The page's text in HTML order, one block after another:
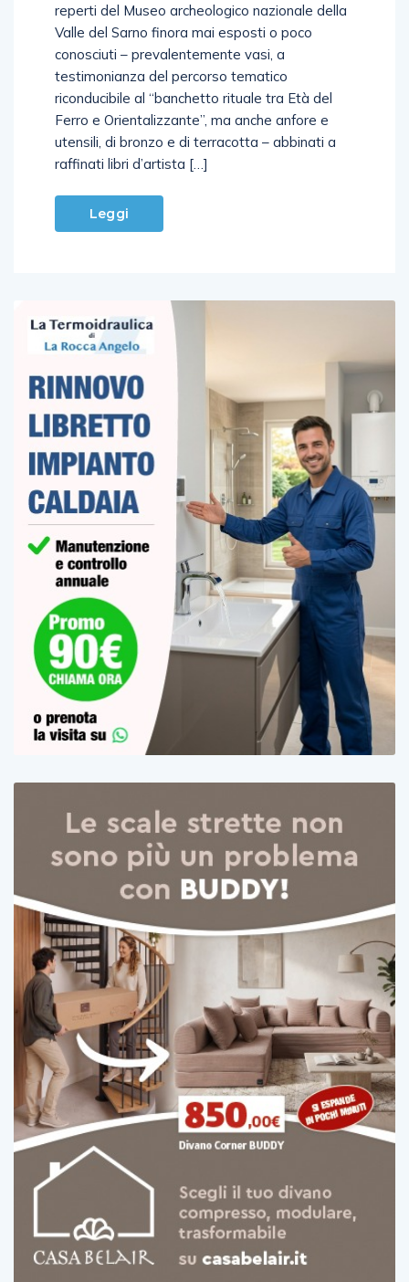
reperti del Museo archeologico nazionale della
Valle del Sarno finora mai esposti o poco
conosciuti – prevalentemente vasi, a
testimonianza del percorso tematico
riconducibile al “banchetto rituale tra Età del
Ferro e Orientalizzante”, ma anche anfore e
utensili, di bronzo e di terracotta – abbinati a
raffinati libri d’artista […]
Leggi